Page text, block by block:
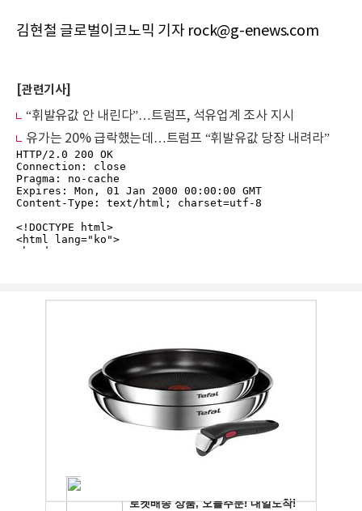
김현철 글로벌이코노믹 기자 rock@g-enews.com
[관련기사]
“휘발유값 안 내린다”…트럼프, 석유업계 조사 지시
유가는 20% 급락했는데…트럼프 “휘발유값 당장 내려라”